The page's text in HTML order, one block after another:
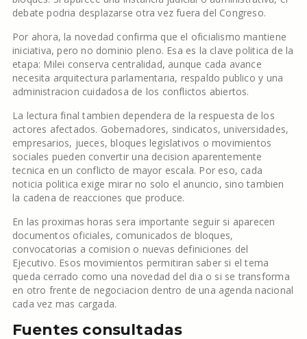
debate podria desplazarse otra vez fuera del Congreso.
Por ahora, la novedad confirma que el oficialismo mantiene
iniciativa, pero no dominio pleno. Esa es la clave politica de la
etapa: Milei conserva centralidad, aunque cada avance
necesita arquitectura parlamentaria, respaldo publico y una
administracion cuidadosa de los conflictos abiertos.
La lectura final tambien dependera de la respuesta de los
actores afectados. Gobernadores, sindicatos, universidades,
empresarios, jueces, bloques legislativos o movimientos
sociales pueden convertir una decision aparentemente
tecnica en un conflicto de mayor escala. Por eso, cada
noticia politica exige mirar no solo el anuncio, sino tambien
la cadena de reacciones que produce.
En las proximas horas sera importante seguir si aparecen
documentos oficiales, comunicados de bloques,
convocatorias a comision o nuevas definiciones del
Ejecutivo. Esos movimientos permitiran saber si el tema
queda cerrado como una novedad del dia o si se transforma
en otro frente de negociacion dentro de una agenda nacional
cada vez mas cargada.
Fuentes consultadas